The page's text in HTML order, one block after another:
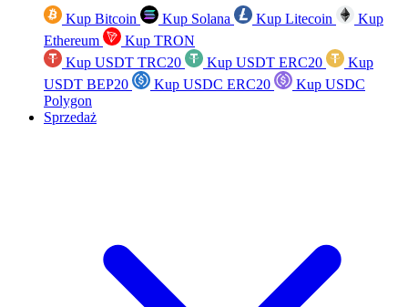
Kup Bitcoin Kup Solana Kup Litecoin
Kup
Ethereum
Kup TRON
Kup USDT TRC20
Kup USDT ERC20
Kup
USDT BEP20
Kup USDC ERC20
Kup USDC
Polygon
Sprzedaż